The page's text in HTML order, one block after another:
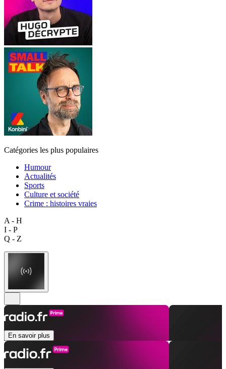
Catégories les plus populaires
Humour
Actualités
Sports
Culture et société
Crime : histoires vraies
A - H
I - P
Q - Z
En savoir plus